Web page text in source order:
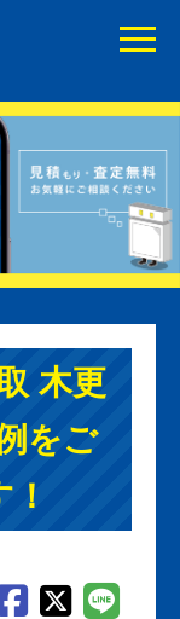
木更
をご